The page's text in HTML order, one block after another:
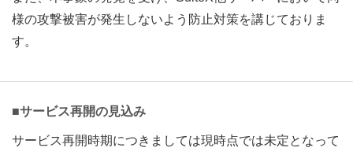
様の攻撃被害が発生しないよう防止対策を講じておりま
す。
■サービス再開の見込み
サービス再開時期につきましては現時点では未定となって